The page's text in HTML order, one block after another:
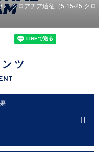
クロアチア遠征（5.15-25 クロ
ツ